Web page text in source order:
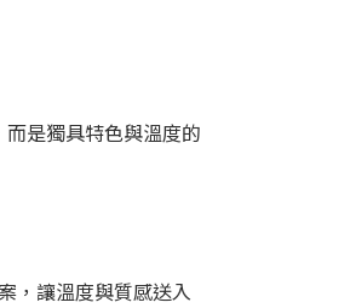
是獨具特色與溫度的
，讓溫度與質感送入